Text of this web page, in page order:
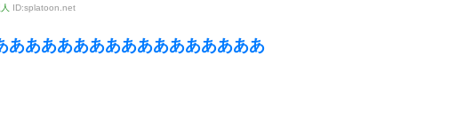
ID:splatoon.net
ああああああああああああああああ